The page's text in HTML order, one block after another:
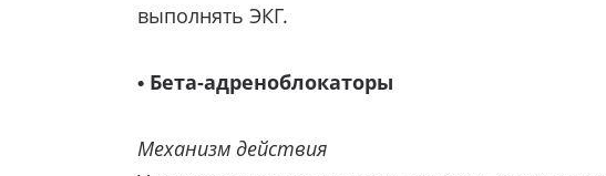
выполнять ЭКГ.
• Бета-адреноблокаторы
Механизм действия